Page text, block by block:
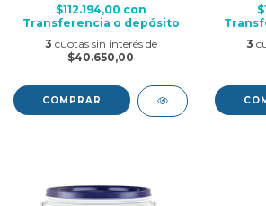
$112.194,00 con
Transferencia o depósito
3 cuotas sin interés de
$40.650,00
COMPRAR
3